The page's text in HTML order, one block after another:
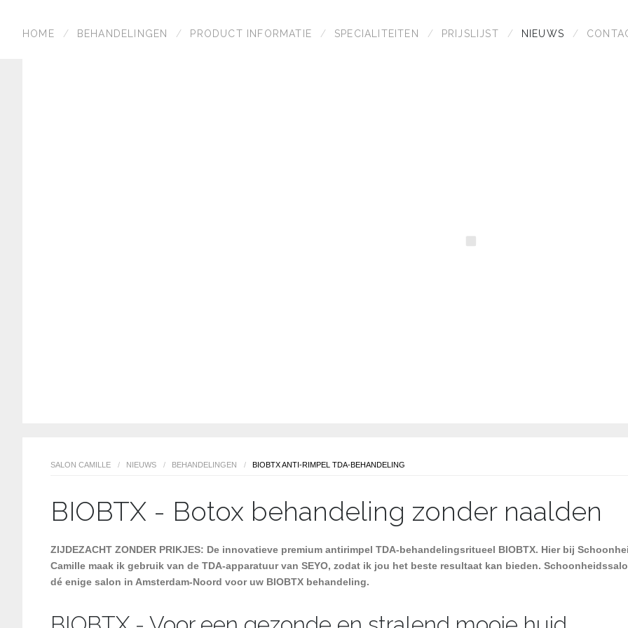
HOME BEHANDELINGEN PRODUCT INFORMATIE SPECIALITEITEN PRIJSLIJST NIEUWS
SALON CAMILLE / NIEUWS / BEHANDELINGEN / BIOBTX ANTI-RIMPEL TDA-BEHANDELING
BIOBTX - Botox behandeling zonder naalden
ZIJDEZACHT ZONDER PRIKJES: De innovatieve premium antirimpel TDA-behandelingsritueel BIOBTX. Hier bij
Camille maak ik gebruik van de TDA-apparatuur van SEYO, zodat ik jou het beste resultaat kan bieden.
dé enige salon in Amsterdam-Noord voor uw BIOBTX behandeling.